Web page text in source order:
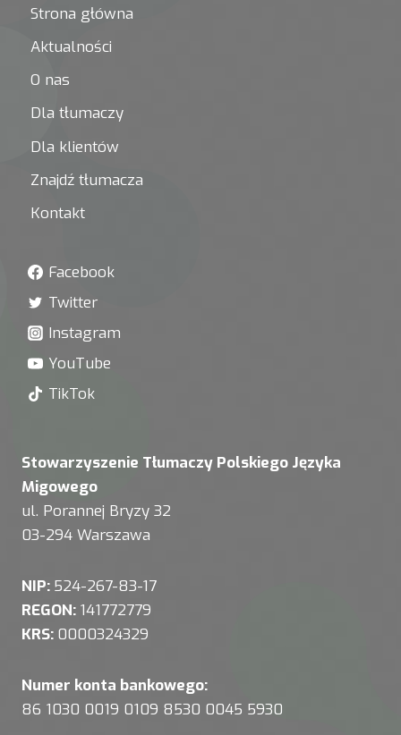
Strona główna
Aktualności
O nas
Dla tłumaczy
Dla klientów
Znajdź tłumacza
Kontakt
Facebook
Twitter
Instagram
YouTube
TikTok
Stowarzyszenie Tłumaczy Polskiego Języka
Migowego
ul. Porannej Bryzy 32
03-294 Warszawa
NIP: 524-267-83-17
REGON: 141772779
KRS: 0000324329
Numer konta bankowego:
86 1030 0019 0109 8530 0045 5930